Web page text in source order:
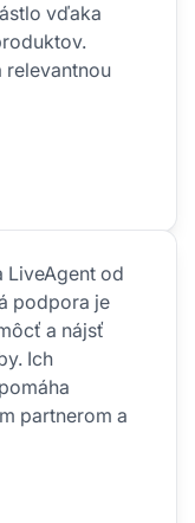
vďaka
relevantnou
LiveAgent od
podpora je
a nájsť
Ich
partnerom a